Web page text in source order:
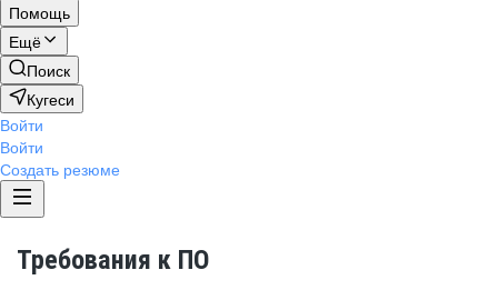
Помощь
Ещё
Поиск
Кугеси
Войти
Войти
Создать резюме
Требования к ПО